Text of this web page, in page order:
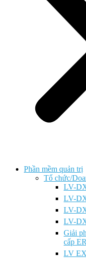
Phần mềm quản trị
Tổ chức/
LV-
LV-
LV-
LV-
Giải
cấp
LV